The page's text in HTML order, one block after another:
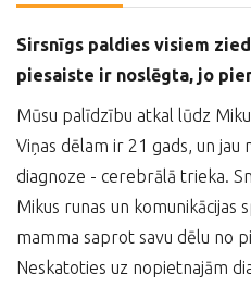
Sirsnīgs paldies visiem
piesaiste ir noslēgta, jo
Mūsu palīdzību atkal lūdz
Viņas dēlam ir 21 gads, un
diagnoze - cerebrālā trieka.
Mikus runas un komunikācijas
mamma saprot savu dēlu no
Neskatoties uz nopietnajām